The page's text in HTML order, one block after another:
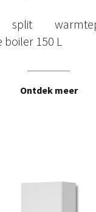
split
boiler 150 L
Ontdek meer